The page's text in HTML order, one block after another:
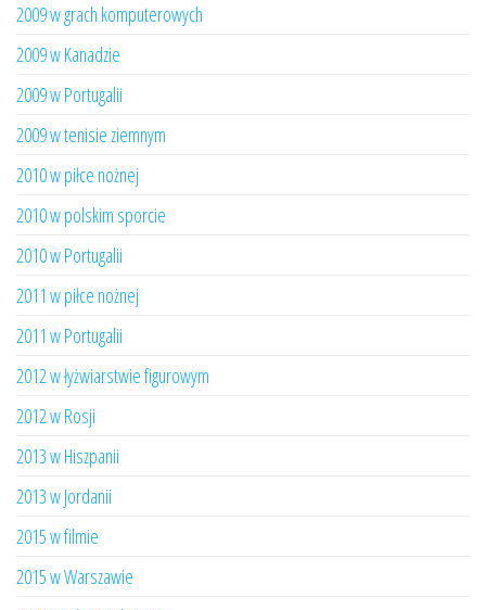
2009 w grach komputerowych
2009 w Kanadzie
2009 w Portugalii
2009 w tenisie ziemnym
2010 w piłce nożnej
2010 w polskim sporcie
2010 w Portugalii
2011 w piłce nożnej
2011 w Portugalii
2012 w łyżwiarstwie figurowym
2012 w Rosji
2013 w Hiszpanii
2013 w Jordanii
2015 w filmie
2015 w Warszawie